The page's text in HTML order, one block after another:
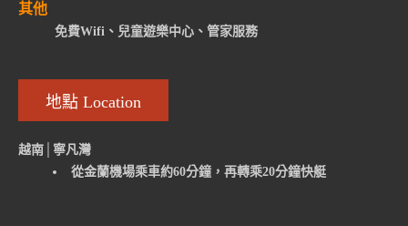
其他
免費Wifi、兒童遊樂中心、管家服務
地點 Location
越南│寧凡灣
從金蘭機場乘車約60分鐘，再轉乘20分鐘快艇